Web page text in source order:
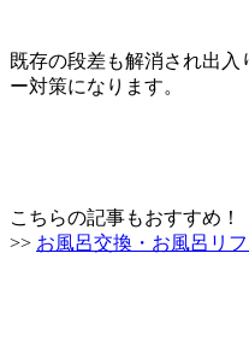
既存の段差も解消され出入
ー対策になります。
こちらの記事もおすすめ！
>> お風呂交換・お風呂リ